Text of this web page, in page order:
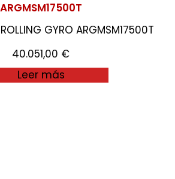
ARGMSM17500T
GYRO ARGMSM17500T
40.051,00 €
Leer más